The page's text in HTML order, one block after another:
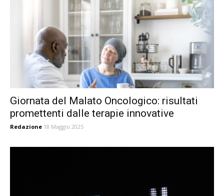
Giornata del Malato Oncologico: risultati
promettenti dalle terapie innovative
Redazione 18 Maggio 2025